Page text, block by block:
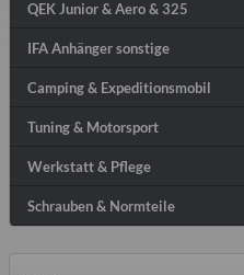
QEK Junior & Aero & 325
IFA Anhänger sonstige
Camping & Expeditionsmobil
Tuning & Motorsport
Werkstatt & Pflege
Schrauben & Normteile